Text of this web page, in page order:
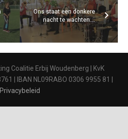
Ons staat een donkere
nacht te wachten….
Coalitie Erbij Woudenberg | KvK
| IBAN NL09RABO 0306 9955 81 |
Privacybeleid